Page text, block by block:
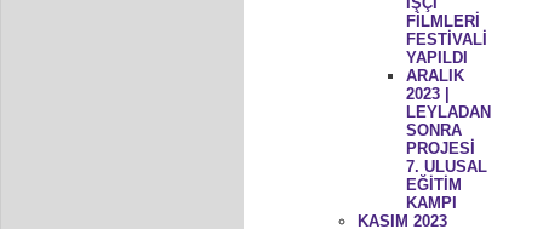
FİLMLERİ
FESTİVALİ
YAPILDI
ARALIK
2023 |
LEYLADAN
SONRA
PROJESİ
7. ULUSAL
EĞİTİM
KAMPI
KASIM 2023